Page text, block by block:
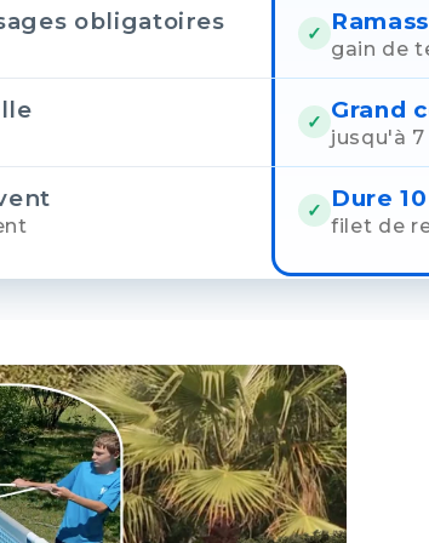
obligatoires ✓
gain de
✓ Grand
jusqu'à
✓ Dure
filet de
à
Sophie Brunet ✔ Local Guide
★★★★★
"C'est un outil franchement
incroyable. Léger, facile à utiliser
très efficace. Ma piscine est